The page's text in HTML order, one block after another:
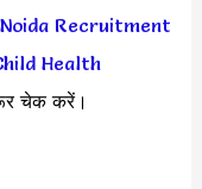
Noida Recruitment
Health
चेक करें।